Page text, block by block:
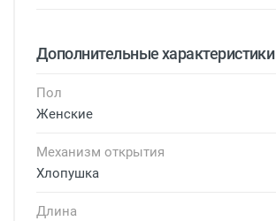
Дополнительные характеристики
Пол
Женские
Механизм открытия
Хлопушка
Длина